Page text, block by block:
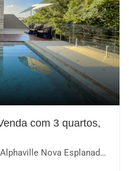
com 3 quartos,
Esplanada I, Votorantim-SP